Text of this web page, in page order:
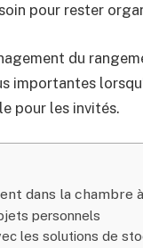
pour rester
du
importantes
pour les invités.
dans la chambre
personnels
les solutions de